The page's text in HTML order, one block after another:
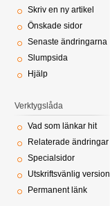
Skriv en ny artikel
Önskade sidor
Senaste ändringarna
Slumpsida
Hjälp
Verktygslåda
Vad som länkar hit
Relaterade ändringar
Specialsidor
Utskriftsvänlig version
Permanent länk